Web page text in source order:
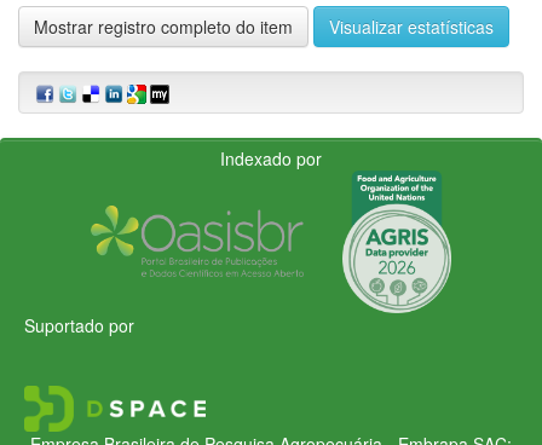
Mostrar registro completo do item Visualizar estatísticas
Indexado por
Suportado por